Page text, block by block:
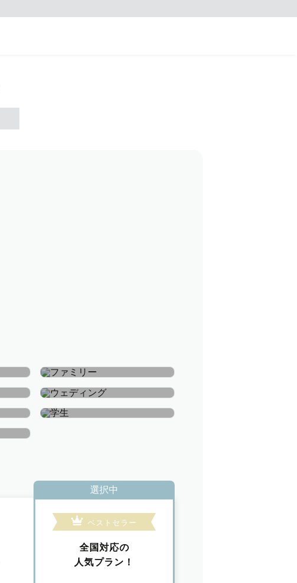
ファミリー
ウェディング
選択中
ベストセラー
全国対応の
人気プラン！